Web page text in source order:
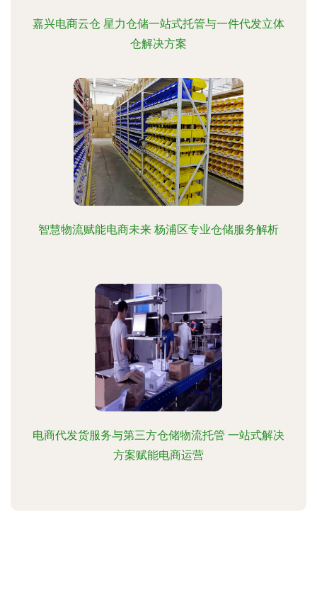
嘉兴电商云仓 星力仓储一站式托管与一件代发立体
仓解决方案
智慧物流赋能电商未来 杨浦区专业仓储服务解析
电商代发货服务与第三方仓储物流托管 一站式解决
方案赋能电商运营